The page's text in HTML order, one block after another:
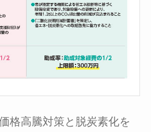
格高騰対策と脱炭素化を